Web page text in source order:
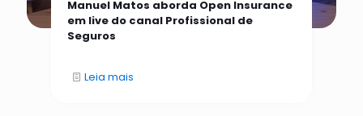
Manuel Matos aborda Open Insurance
em live do canal Profissional de
Seguros
Leia mais